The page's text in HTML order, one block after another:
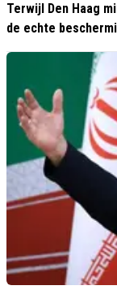
Terwijl Den Haag
de echte